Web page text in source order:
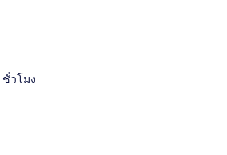
ชั่วโมง